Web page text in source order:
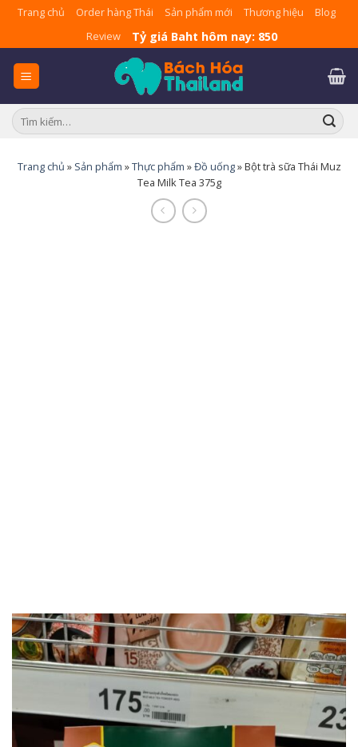
Skip
content
Trang chủ Order hàng Thái Sản phẩm mới Thương hiệu
Blog
Review
Tỷ giá Baht hôm nay: 850
Tìm
kiếm:
Trang chủ » Sản phẩm »Thực phẩm »Đồ uống»Bột trà sữa Thái Muz
Tea Milk Tea 375g